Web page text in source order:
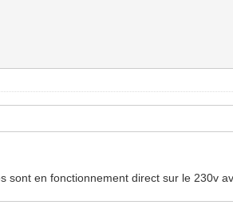
sont en fonctionnement direct sur le 230v